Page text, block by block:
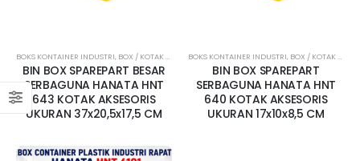
BOKS KONTAINER INDUSTRI, BOX / KOTAK AKSESORIS , HANATA,HANATA CONTAINER BOX
BIN BOX SPAREPART BESAR
SERBAGUNA HANATA HNT
643 KOTAK AKSESORIS
UKURAN 37x20,5x17,5 CM
BOKS KONTAINER INDUSTRI, BOX / KOTAK AKSESORIS
BIN BOX SPAREPART
SERBAGUNA HANATA HNT
640 KOTAK AKSESORIS
UKURAN 17x10x8,5 CM